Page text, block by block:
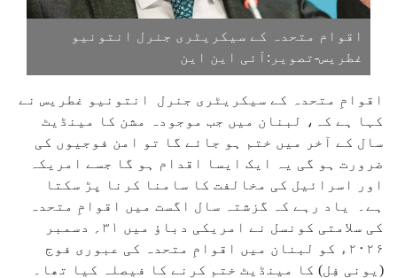
اقوام متحدہ کے سیکریٹری جنرل انتونیو
غطریس-تصویر:آئی این این
اقوامِ متحدہ کے سیکریٹری جنرل انتونیو غطریس نے
کہا ہے کہ، لبنان میں جب موجودہ مشن کا مینڈیٹ
سال کے آخر میں ختم ہو جائے گا تو امن فوجیوں کی
ضرورت ہو گی یہ ایک ایسا اقدام ہو گا جسے امریکہ
اور اسرائیل کی مخالفت کا سامنا کرنا پڑ سکتا
ہے۔ یاد رہے کہ گزشتہ سال اگست میں اقوامِ متحدہ
کی سلامتی کونسل نے امریکی دباؤ میں ۳۱؍ دسمبر
۲۰۲۶ء کو لبنان میں اقوامِ متحدہ کی عبوری فوج
(یونی فِل) کا مینڈیٹ ختم کرنے کا فیصلہ کیا تھا۔